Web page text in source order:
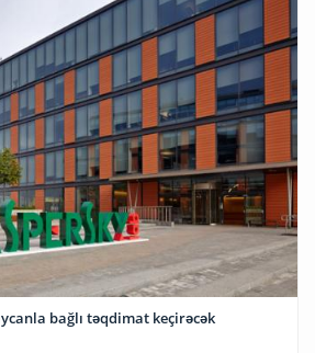
bağlı təqdimat keçirəcək